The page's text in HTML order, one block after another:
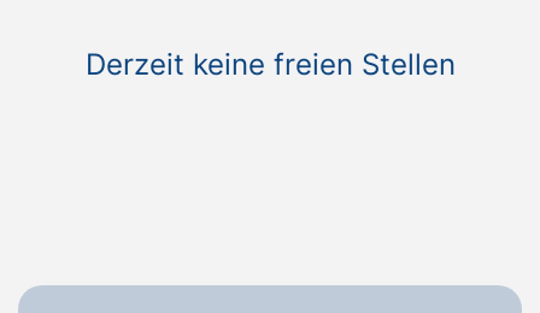
Derzeit keine freien Stellen